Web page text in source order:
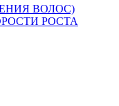
ВОЛОС)
РОСТА